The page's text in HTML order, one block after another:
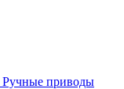
Ручные приводы